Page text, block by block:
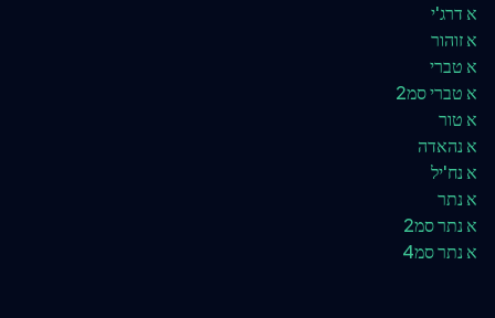
א דרג'י
א זוהור
א טברי
א טברי סמ2
א טור
א נהאדה
א נח'יל
א נתר
א נתר סמ2
א נתר סמ4